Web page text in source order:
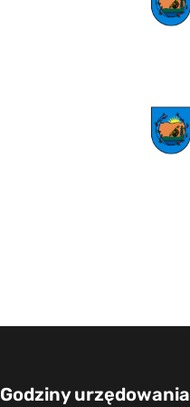
Godziny urzędowania